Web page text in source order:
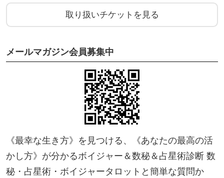
《こんな方にオススメです》
────────────
・掃除や片付けが苦手なのを何とかしたい
・家が物で溢れてどうしたらいいか分からない
・捨てられない、手放せない悩みを解消したい
○願望実現・目標達成・理想の生き方
・叶えたい夢や理想がある
・皆から応援されながら幸せに成功したい
・セルフイメージを上げて自分に自信を持ちたい
取り扱いチケットを見る
メールマガジン会員募集中
《最幸な生き方》を見つける、《あなたの最高の活
かし方》が分かるボイジャー＆数秘＆占星術診断 数
秘・占星術・ボイジャータロットと簡単な質問か